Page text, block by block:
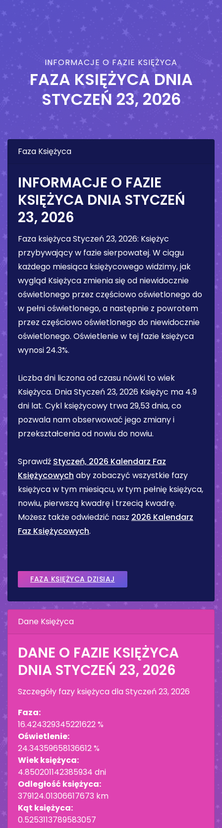
INFORMACJE O FAZIE KSIĘŻYCA
FAZA KSIĘŻYCA DNIA
STYCZEŃ 23, 2026
Faza Księżyca
INFORMACJE O FAZIE
KSIĘŻYCA DNIA STYCZEŃ
23, 2026
Faza księżycaStyczeń 23, 2026: Księżyc
przybywający w fazie sierpowatej. W ciągu
każdego miesiąca księżycowego widzimy, jak
wygląd Księżyca zmienia się od niewidocznie
oświetlonego przez częściowo oświetlonego do
w pełni oświetlonego, a następnie z powrotem
przez częściowo oświetlonego do niewidocznie
oświetlonego. Oświetlenie w tej fazie księżyca
wynosi24.3%.
Liczba dni liczona od czasu nówki to wiek
Księżyca. DniaStyczeń 23, 2026 Księżyc ma 4.9
dni lat. Cykl księżycowy trwa 29,53 dnia, co
pozwala nam obserwować jego zmiany i
przekształcenia od nowiu do nowiu.
Sprawdź Styczeń, 2026 Kalendarz Faz
Księżycowych aby zobaczyć wszystkie fazy
księżyca w tym miesiącu, w tym pełnię księżyca,
nowiu, pierwszą kwadrę i trzecią kwadrę.
Możesz także odwiedzić nasz 2026 Kalendarz
Faz Księżycowych.
FAZA KSIĘŻYCA DZISIAJ
Dane Księżyca
DANE O FAZIE KSIĘŻYCA
DNIA STYCZEŃ 23, 2026
Szczegóły fazy księżyca dlaStyczeń 23, 2026
Faza:
16.424329345221622 %
Oświetlenie:
24.34359658136612 %
Wiek księżyca:
4.850201142385934 dni
Odległość księżyca:
379124.01306617673 km
Kąt księżyca:
0.5253113789583057